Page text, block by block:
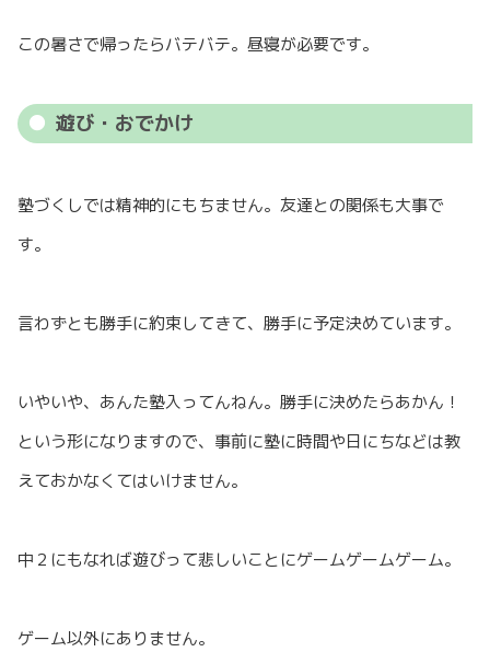
この暑さで帰ったらバテバテ。昼寝が必要です。
遊び・おでかけ
塾づくしでは精神的にもちません。友達との関係も大事で
す。
言わずとも勝手に約束してきて、勝手に予定決めています。
いやいや、あんた塾入ってんねん。勝手に決めたらあかん！
という形になりますので、事前に塾に時間や日にちなどは教
えておかなくてはいけません。
中２にもなれば遊びって悲しいことにゲームゲームゲーム。
ゲーム以外にありません。